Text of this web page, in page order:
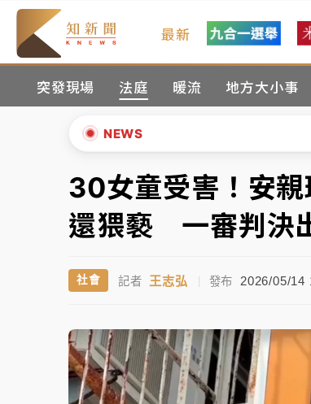
最新
突發現場 法庭 暖流 地方大小事
NEWS
暑假過三周才推「E宿新北打卡趣」
中信慈善基金會想增加董事人數！
故宮《龍藏經》特展第2檔！今線
台東農業處長涉圖利渡假村！東檢
女律師陳昱瑄詐慈濟10億！黃金
中信慈善基金會想增加董事人數！
故宮《龍藏經》特展第2檔！今線
▲
▼
30女童受害！安親
還猥褻 一審判決
社會 記者 王志弘 | 發布 2026/05/14